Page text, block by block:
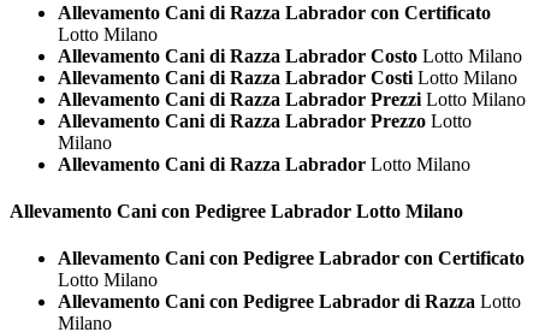
Allevamento Cani di Razza Labrador con Certificato
Lotto Milano
Allevamento Cani di Razza Labrador Costo Lotto Milano
Allevamento Cani di Razza Labrador Costi Lotto Milano
Allevamento Cani di Razza Labrador Prezzi Lotto Milano
Allevamento Cani di Razza Labrador Prezzo Lotto
Milano
Allevamento Cani di Razza Labrador Lotto Milano
Allevamento Cani con Pedigree Labrador Lotto Milano
Allevamento Cani con Pedigree Labrador con Certificato
Lotto Milano
Allevamento Cani con Pedigree Labrador di Razza Lotto
Milano